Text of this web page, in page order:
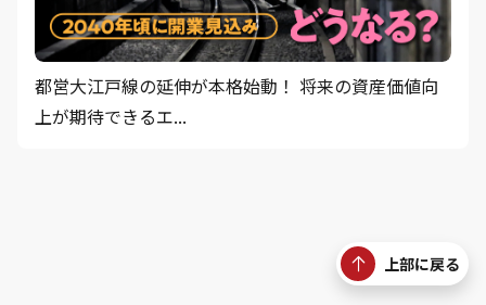
都営大江戸線の延伸が本格始動！ 将来の資産価値向
上が期待できるエ...
上部に戻る